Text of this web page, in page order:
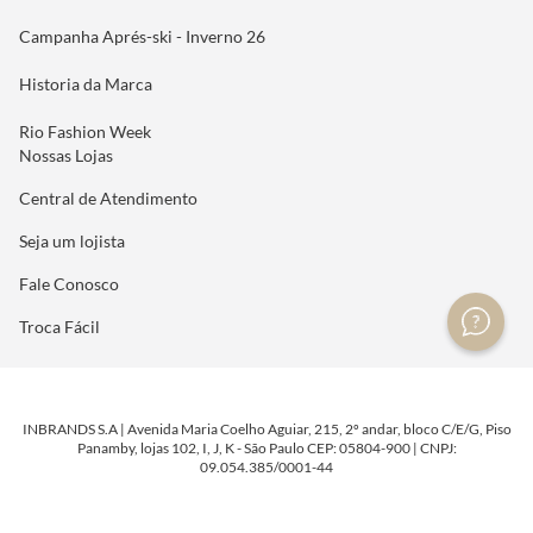
Campanha Aprés-ski - Inverno 26
Historia da Marca
Rio Fashion Week
Nossas Lojas
Central de Atendimento
Seja um lojista
Fale Conosco
Troca Fácil
INBRANDS S.A | Avenida Maria Coelho Aguiar, 215, 2º andar, bloco C/E/G, Piso
Panamby, lojas 102, I, J, K - São Paulo CEP: 05804-900 | CNPJ:
09.054.385/0001-44